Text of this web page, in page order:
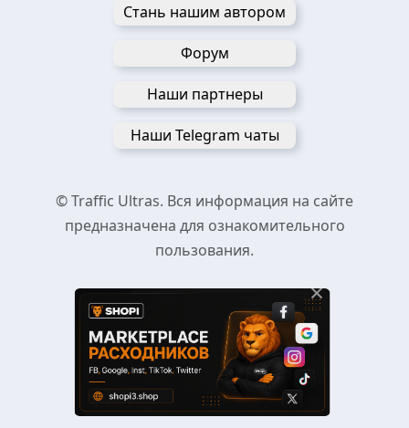
Стань нашим автором
Форум
Наши партнеры
Наши Telegram чаты
© Traffic Ultras. Вся информация на сайте
предназначена для ознакомительного
пользования.
×